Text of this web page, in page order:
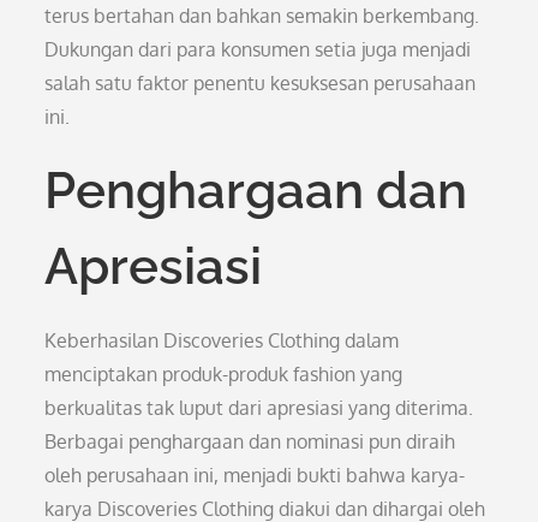
terus bertahan dan bahkan semakin berkembang.
Dukungan dari para konsumen setia juga menjadi
salah satu faktor penentu kesuksesan perusahaan
ini.
Penghargaan dan
Apresiasi
Keberhasilan Discoveries Clothing dalam
menciptakan produk-produk fashion yang
berkualitas tak luput dari apresiasi yang diterima.
Berbagai penghargaan dan nominasi pun diraih
oleh perusahaan ini, menjadi bukti bahwa karya-
karya Discoveries Clothing diakui dan dihargai oleh